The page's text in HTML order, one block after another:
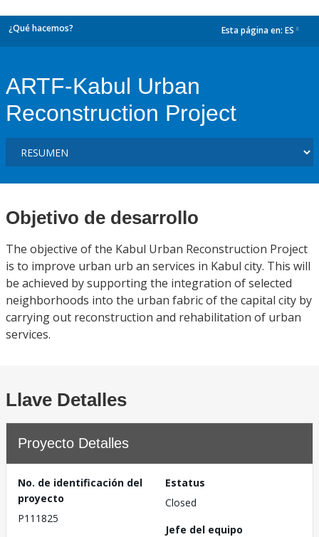
¿Qué hacemos? Esta página en: ES
ARTF-Kabul Urban
Reconstruction Project
Objetivo de desarrollo
The objective of the Kabul Urban Reconstruction Project
is to improve urban urb an services in Kabul city. This will
be achieved by supporting the integration of selected
neighborhoods into the urban fabric of the capital city by
carrying out reconstruction and rehabilitation of urban
services.
Llave Detalles
Proyecto Detalles
No. de identificación del
proyecto
P111825
Estatus
Closed
Jefe del equipo